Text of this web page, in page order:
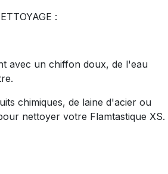
:
avec un chiffon doux, de l'eau
chimiques, de laine d'acier ou
nettoyer votre Flamtastique XS.